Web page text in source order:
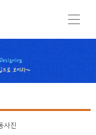
사진